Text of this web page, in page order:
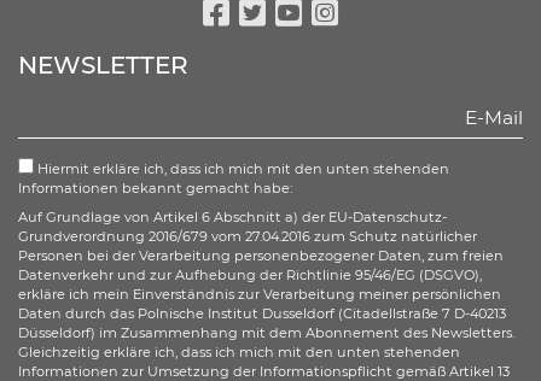
NEWSLETTER
Hiermit erkläre ich, dass ich mich mit den unten stehenden
Informationen bekannt gemacht habe:
Auf Grundlage von Artikel 6 Abschnitt a) der EU-Datenschutz-
Grundverordnung 2016/679 vom 27.04.2016 zum Schutz natürlicher
Personen bei der Verarbeitung personenbezogener Daten, zum freien
Datenverkehr und zur Aufhebung der Richtlinie 95/46/EG (DSGVO),
erkläre ich mein Einverständnis zur Verarbeitung meiner persönlichen
Daten durch das Polnische Institut Dusseldorf (Citadellstraße 7 D-40213
Düsseldorf) im Zusammenhang mit dem Abonnement des Newsletters.
Gleichzeitig erkläre ich, dass ich mich mit den unten stehenden
Informationen zur Umsetzung der Informationspflicht gemäß Artikel 13